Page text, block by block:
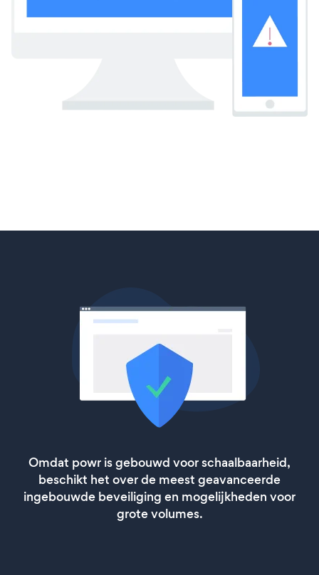
Omdat powr is gebouwd voor schaalbaarheid,
beschikt het over de meest geavanceerde
ingebouwde beveiliging en mogelijkheden voor
grote volumes.